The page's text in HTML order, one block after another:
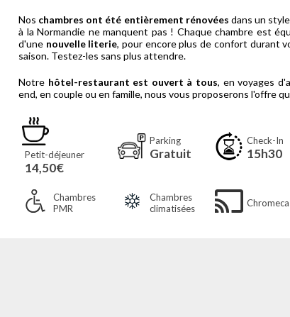
Nos chambres ont été entièrement rénovées dans un
à la Normandie ne manquent pas ! Chaque chambre est
d'une nouvelle literie, pour encore plus de confort durant
saison. Testez-les sans plus attendre.
Notre hôtel-restaurant est ouvert à tous, en voyages
end, en couple ou en famille, nous vous proposerons l'offre
Petit-déjeuner
14,50€
Parking
Gratuit
Check-In
15h30
Chambres
PMR
Chambres
climatisées